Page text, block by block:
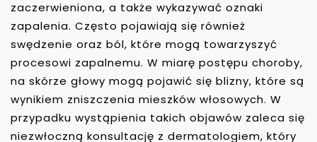
zaczerwieniona, a także wykazywać oznaki
zapalenia. Często pojawiają się również
swędzenie oraz ból, które mogą towarzyszyć
procesowi zapalnemu. W miarę postępu choroby,
na skórze głowy mogą pojawić się blizny, które są
wynikiem zniszczenia mieszków włosowych. W
przypadku wystąpienia takich objawów zaleca się
niezwłoczną konsultację z dermatologiem, który